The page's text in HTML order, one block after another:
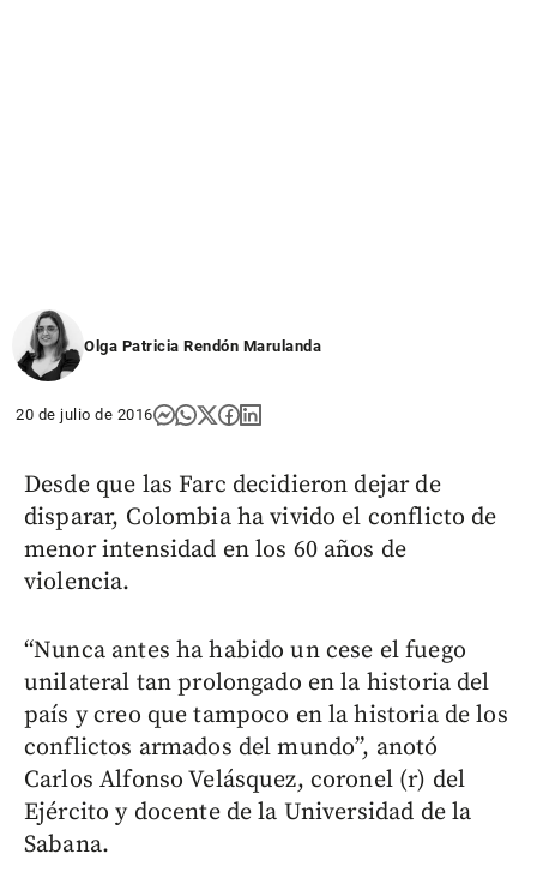
Olga Patricia Rendón Marulanda
20 de julio de 2016
Desde que las Farc decidieron dejar de
disparar, Colombia ha vivido el conflicto de
menor intensidad en los 60 años de
violencia.
“Nunca antes ha habido un cese el fuego
unilateral tan prolongado en la historia del
país y creo que tampoco en la historia de los
conflictos armados del mundo”, anotó
Carlos Alfonso Velásquez, coronel (r) del
Ejército y docente de la Universidad de la
Sabana.